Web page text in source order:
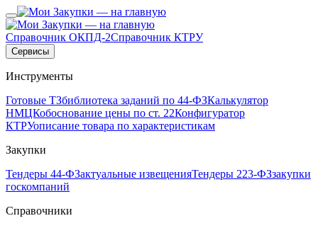
Справочник ОКПД-2Справочник КТРУ
Сервисы
Инструменты
Готовые ТЗбиблиотека заданий по 44-ФЗКалькулятор
НМЦКобоснование цены по ст. 22Конфигуратор
КТРУописание товара по характеристикам
Закупки
Тендеры 44-ФЗактуальные извещенияТендеры 223-ФЗзакупки
госкомпаний
Справочники